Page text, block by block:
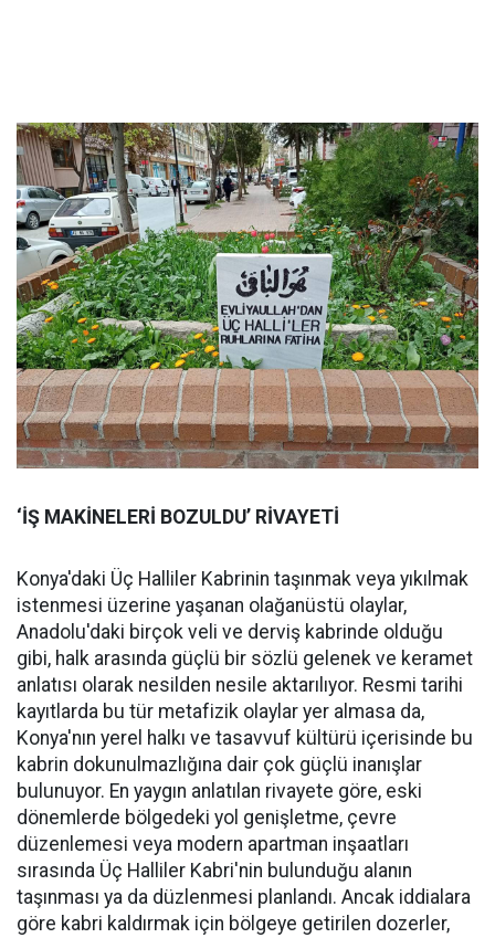
‘İŞ MAKİNELERİ BOZULDU’ RİVAYETİ
Konya'daki Üç Halliler Kabrinin taşınmak veya yıkılmak
istenmesi üzerine yaşanan olağanüstü olaylar,
Anadolu'daki birçok veli ve derviş kabrinde olduğu
gibi, halk arasında güçlü bir sözlü gelenek ve keramet
anlatısı olarak nesilden nesile aktarılıyor. Resmi tarihi
kayıtlarda bu tür metafizik olaylar yer almasa da,
Konya'nın yerel halkı ve tasavvuf kültürü içerisinde bu
kabrin dokunulmazlığına dair çok güçlü inanışlar
bulunuyor. En yaygın anlatılan rivayete göre, eski
dönemlerde bölgedeki yol genişletme, çevre
düzenlemesi veya modern apartman inşaatları
sırasında Üç Halliler Kabri'nin bulunduğu alanın
taşınması ya da düzlenmesi planlandı. Ancak iddialara
göre kabri kaldırmak için bölgeye getirilen dozerler,